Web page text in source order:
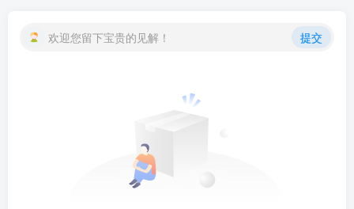
欢迎您留下宝贵的见解！ 提交